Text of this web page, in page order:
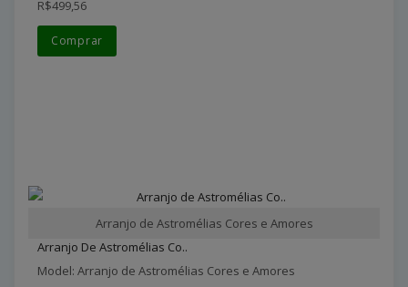
R$499,56
Comprar
Arranjo de Astromélias Cores e Amores
Arranjo De Astromélias Co..
Model: Arranjo de Astromélias Cores e Amores